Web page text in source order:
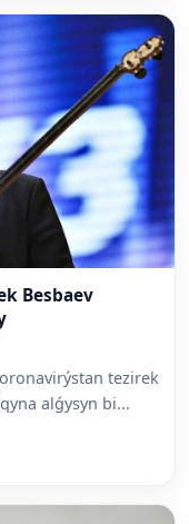
Besbaev
tezirek
alǵysyn bi...